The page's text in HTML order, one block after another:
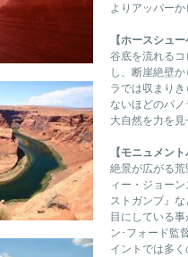
よりアッパーか
【ホースシュー
谷底を流れる
し、断崖絶壁
ラでは収まり
ないほどのパ
大自然を力を見
【モニュメント
絶景が広がる
ィー・ジョー
ストガンプ』
目にしている
ン･フォード監
イントでは多